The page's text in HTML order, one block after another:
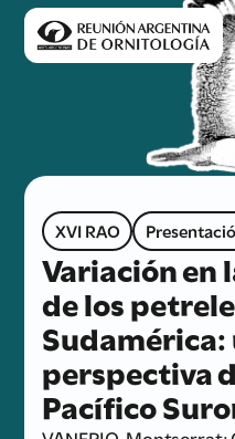
XVI RAO
Variación en
de los
Sudamérica:
perspectiva
Pacífico